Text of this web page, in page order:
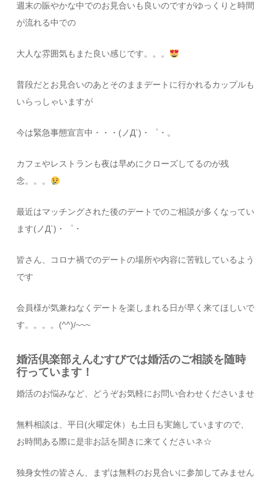
週末の賑やかな中でのお見合いも良いのですがゆっくりと時間
が流れる中での
大人な雰囲気もまた良い感じです。。。
普段だとお見合いのあとそのままデートに行かれるカップルも
いらっしゃいますが
今は緊急事態宣言中・・・(ノД`)・゜・。
カフェやレストランも夜は早めにクローズしてるのが残
念。。。
最近はマッチングされた後のデートでのご相談が多くなってい
ます(ノД`)・゜・
皆さん、コロナ禍でのデートの場所や内容に苦戦しているよう
です
会員様が気兼ねなくデートを楽しまれる日が早く来てほしいで
す。。。。(^^)/~~~
婚活倶楽部えんむすびでは婚活のご相談を随時
行っています！
婚活のお悩みなど、どうぞお気軽にお問い合わせくださいませ
無料相談は、平日(火曜定休）も土日も実施していますので、
お時間ある際に是非お話を聞きに来てくださいネ☆
独身女性の皆さん、まずは無料のお見合いに参加してみません